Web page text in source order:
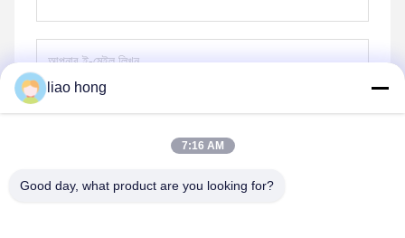
পাঠান
liao hong
7:16 AM
Good day, what product are you looking for?